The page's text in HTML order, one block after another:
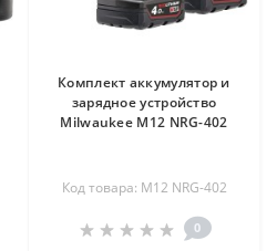
Комплект аккумулятор и
зарядное устройство
Milwaukee M12 NRG-402
Код товара: M12 NRG-402
0